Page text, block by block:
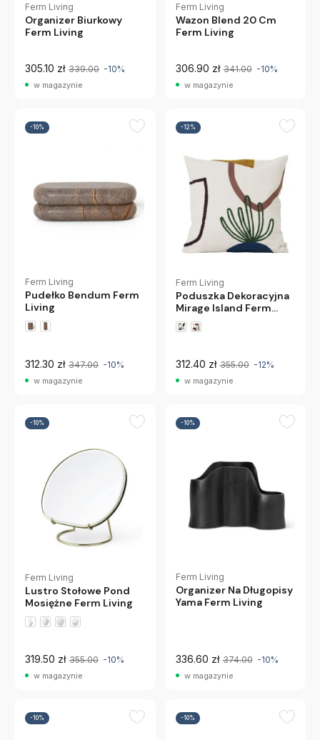
Ferm Living
Organizer Biurkowy
Ferm Living
305.10 zł 339.00 -10%
w magazynie
Ferm Living
Wazon Blend 20 Cm
Ferm Living
306.90 zł 341.00 -10%
w magazynie
-10%
Ferm Living
Pudełko Bendum Ferm
Living
312.30 zł 347.00 -10%
w magazynie
-12%
Ferm Living
Poduszka Dekoracyjna
Mirage Island Ferm
Living
312.40 zł 355.00 -12%
w magazynie
-10%
Ferm Living
Lustro Stołowe Pond
Mosiężne Ferm Living
319.50 zł 355.00 -10%
w magazynie
-10%
Ferm Living
Organizer Na Długopisy
Yama Ferm Living
336.60 zł 374.00 -10%
w magazynie
-10% -10%